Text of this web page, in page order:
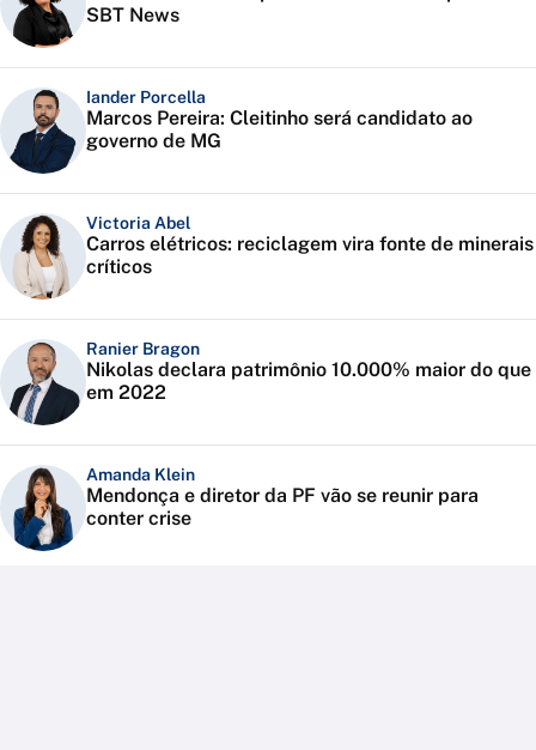
SBT News
Iander Porcella
Marcos Pereira: Cleitinho será candidato ao
governo de MG
Victoria Abel
Carros elétricos: reciclagem vira fonte de minerais
críticos
Ranier Bragon
Nikolas declara patrimônio 10.000% maior do que
em 2022
Amanda Klein
Mendonça e diretor da PF vão se reunir para
conter crise